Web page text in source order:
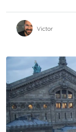
Victor